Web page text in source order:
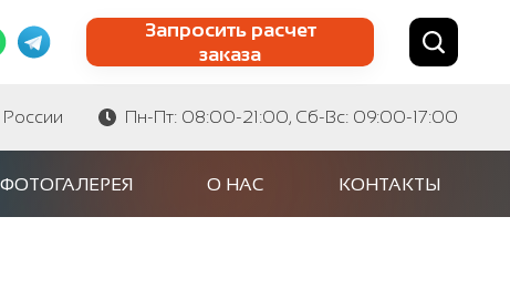
Запросить расчет
заказа
Найти по сайту Найти по артикулу
России Пн-Пт: 08:00-21:00, Сб-Вс: 09:00-17:00
ФОТОГАЛЕРЕЯ О НАС КОНТАКТЫ